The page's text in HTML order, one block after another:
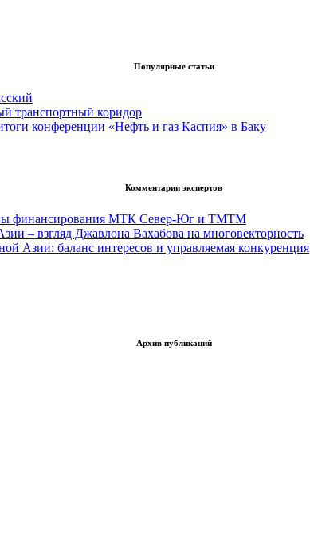
Популярные статьи
транспортный коридор
конференции «Нефть и газ Каспия» в Баку
Комментарии экспертов
финансирования МТК Север-Юг и ТМТМ
– взгляд Джавлона Вахабова на многовекторность
Азии: баланс интересов и управляемая конкуренция
Архив публикаций